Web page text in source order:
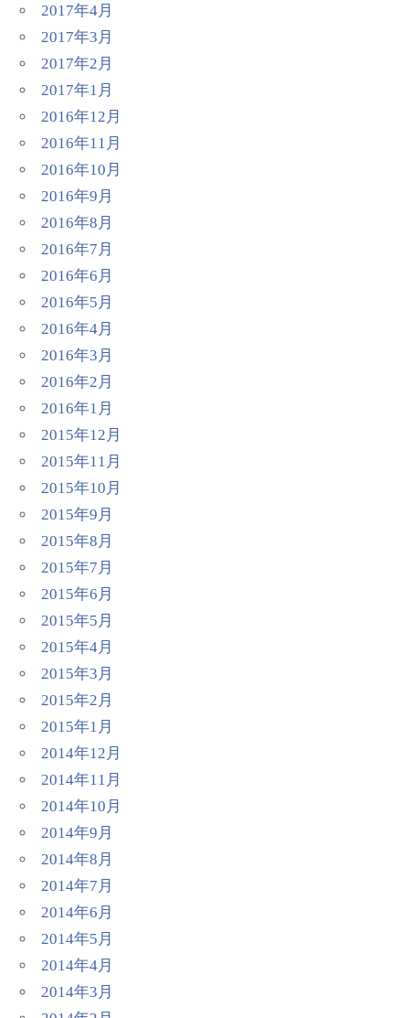
2017年4月
2017年3月
2017年2月
2017年1月
2016年12月
2016年11月
2016年10月
2016年9月
2016年8月
2016年7月
2016年6月
2016年5月
2016年4月
2016年3月
2016年2月
2016年1月
2015年12月
2015年11月
2015年10月
2015年9月
2015年8月
2015年7月
2015年6月
2015年5月
2015年4月
2015年3月
2015年2月
2015年1月
2014年12月
2014年11月
2014年10月
2014年9月
2014年8月
2014年7月
2014年6月
2014年5月
2014年4月
2014年3月